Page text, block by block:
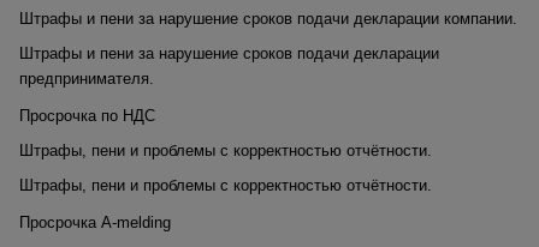
Штрафы и пени за нарушение сроков подачи декларации компании.
Штрафы и пени за нарушение сроков подачи декларации
предпринимателя.
Просрочка по НДС
Штрафы, пени и проблемы с корректностью отчётности.
Штрафы, пени и проблемы с корректностью отчётности.
Просрочка A-melding